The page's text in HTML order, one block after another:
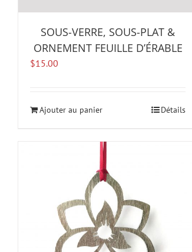
SOUS-VERRE, SOUS-PLAT &
ORNEMENT FEUILLE D’ÉRABLE
$15.00
Ajouter au panier Détails